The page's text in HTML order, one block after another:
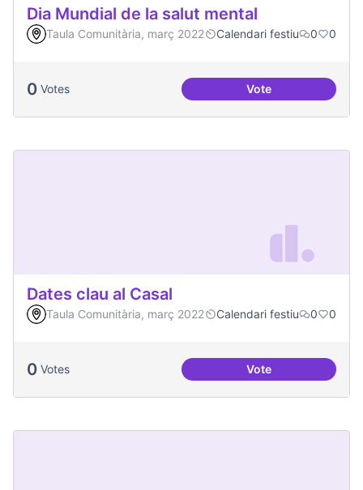
Dia Mundial de la salut mental
Taula Comunitària, març 2022 Calendari festiu 0 0
0 Votes VoteDia Mundial de la
Dates clau al Casal
Taula Comunitària, març 2022 Calendari festiu 0 0
0 Votes VoteDates clau al Casal